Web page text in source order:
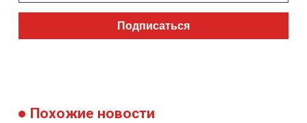
Подписаться
Похожие новости